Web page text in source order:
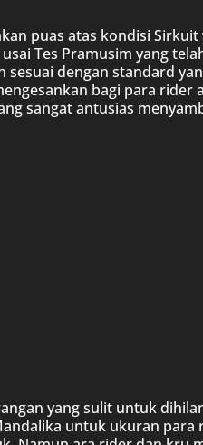
puas atas kondisi
Tes Pramusim yang
sesuai dengan standard
bagi para
sangat antusias
yang sulit untuk
untuk ukuran